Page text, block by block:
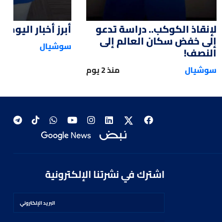
لإنقاذ الكوكب.. دراسة تدعو
إلى خفض سكان العالم إلى
النصف!
سوشيال منذ 2 يوم
أبرز أخبار اليوم
سوشيال
اشترك في نشرتنا الإلكترونية